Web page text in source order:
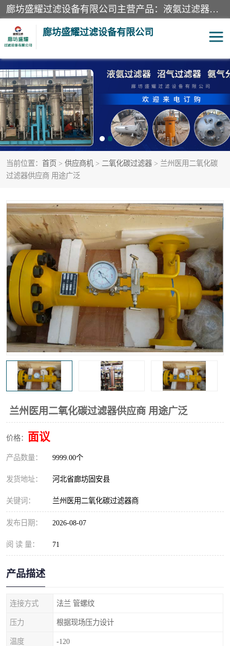
廊坊盛耀过滤设备有限公司主营产品：液氨过滤器、沼气过滤器、氨气分离器、二氧化碳过滤器、过滤器、液氨氨气过滤器、天然气过滤器、管道过滤器、*过滤器、液氨除油除水过滤器、氨气除油除水过滤器、焦炉煤气除焦油过滤器等。
廊坊盛耀过滤设备有限公司
当前位置： 首页 > 供应商机 > 二氧化碳过滤器 > 兰州医用二氧化碳
过滤器供应商 用途广泛
兰州医用二氧化碳过滤器供应商 用途广泛
价格： 面议
产品数量： 9999.00个
发货地址： 河北省廊坊固安县
关键词： 兰州医用二氧化碳过滤器商
发布日期： 2026-08-07
阅 读 量： 71
产品描述
连接方式 法兰 管螺纹
压力 根据现场压力设计
温度 -120
二氧化碳过滤器 过滤器
液氨氨气过滤器 沼气过滤器
天然气过滤器 管道过滤器
甲醇过滤器 液氨除油除水过滤器
硝酸尾气分离器 酸雾聚结分离器
高炉煤气过滤器 替代进口过滤器
化工盐酸气聚结器 耐腐蚀除雾器滤芯